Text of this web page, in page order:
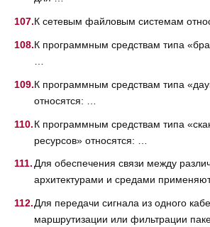
К сетевым файловым системам
К программным средствам типа
К программным средствам типа
относятся: …
К программным средствам типа
ресурсов» относятся: …
Для обеспечения связи между
архитектурами и средами
Для передачи сигнала из одного
маршрутизации или фильтрации